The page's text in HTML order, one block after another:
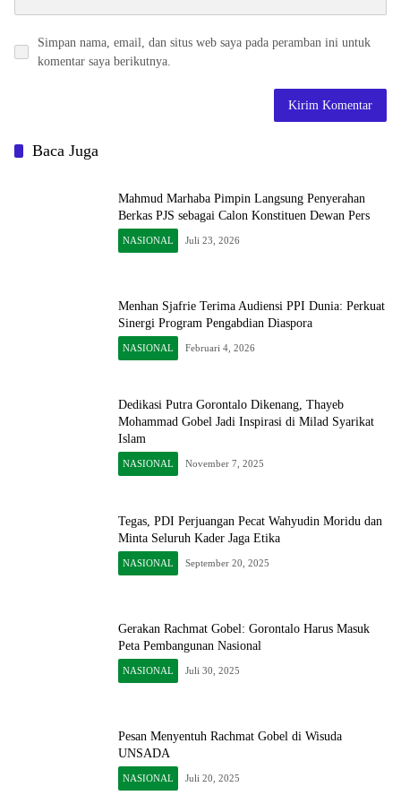
Simpan nama, email, dan situs web saya pada peramban ini untuk
komentar saya berikutnya.
Baca Juga
Mahmud Marhaba Pimpin Langsung Penyerahan
Berkas PJS sebagai Calon Konstituen Dewan Pers
NASIONAL Juli 23, 2026
Menhan Sjafrie Terima Audiensi PPI Dunia: Perkuat
Sinergi Program Pengabdian Diaspora
NASIONAL Februari 4, 2026
Dedikasi Putra Gorontalo Dikenang, Thayeb
Mohammad Gobel Jadi Inspirasi di Milad Syarikat
Islam
NASIONAL November 7, 2025
Tegas, PDI Perjuangan Pecat Wahyudin Moridu dan
Minta Seluruh Kader Jaga Etika
NASIONAL September 20, 2025
Gerakan Rachmat Gobel: Gorontalo Harus Masuk
Peta Pembangunan Nasional
NASIONAL Juli 30, 2025
Pesan Menyentuh Rachmat Gobel di Wisuda
UNSADA
NASIONAL Juli 20, 2025